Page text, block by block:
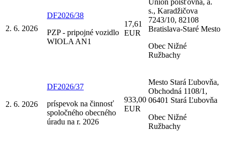
2. 6. 2026
DF2026/38
PZP - pripojné vozidlo
WIOLA AN1
17,61
EUR
s., Karadžičova
7243/10, 82108
Bratislava-Staré Mesto
Obec Nižné
Ružbachy
2. 6. 2026
DF2026/37
príspevok na činnosť
spoločného obecného
úradu na r. 2026
933,00
EUR
Mesto Stará Ľubovňa,
Obchodná 1108/1,
06401 Stará Ľubovňa
Obec Nižné
Ružbachy